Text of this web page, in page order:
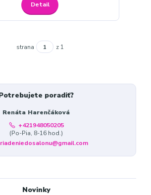
Detail
strana z 1
poradiť?
Renáta Harenčáková
+421948050205
(Po-Pia, 8-16 hod.)
Novinky